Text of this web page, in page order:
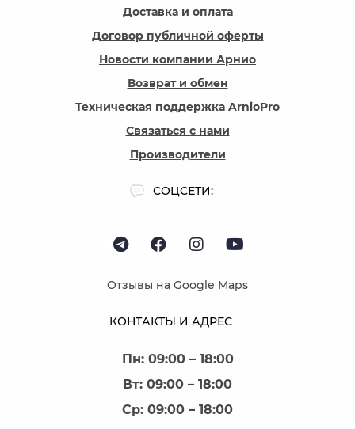
КОНТАКТЫ И АДРЕС
Пн: 09:00 – 18:00
Вт: 09:00 – 18:00
Ср: 09:00 – 18:00
Доставка и оплата
Договор публичной оферты
Новости компании Арнио
Возврат и обмен
Техническая поддержка ArnioPro
Связаться с нами
Производители
СОЦСЕТИ:
Отзывы на Google Maps